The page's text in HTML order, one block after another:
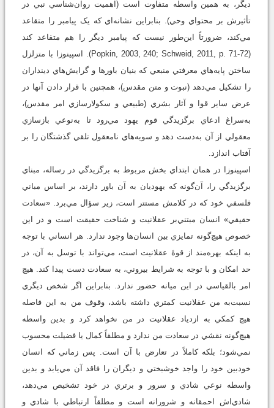
ديگر، به همين واسطه متفاوت است (اهميت روان‌شناسي نبي در
تأثيرش بر محتواي وحي). بنابراين نشانه‌اي که يک پيامبر را متقاعد
مي‌کند، ضرورتاً اين‌طور نيست که پيامبر ديگر را هم متقاعد کند
(Popkin, 2003, 240; Schweid, 2011, p. 71-72). اسپينوزا با متزلزل
ساختن پايه‌هاي معرفتي منبعي که بنيان باورها و گرايش‌هاي دينداران
را تشکيل مي‌دهد (نبوت و متن مقدس)، همچنين با قرار دادن آنها در
عرض ساير قوا و آثار بشري (طبيعي‌ و سکولارسازي امر مقدس)،
به‌سراغ ادعاي برگزيدگي قوم يهود مي‌رود تا به‌نوعي بازسازي
معقولي از آن به‌دست دهد و سويه‌هاي نامعقول تلقي گذشتگان را بر
آفتاب اندازد.
اسپينوزا در همان ابتداي بخش مربوط به برگزيدگي در رساله، مبناي
برگزيدگي را، آن‌گونه ‌که يهوديان به آن باور دارند، بر اساس مباني
فلسفي خود که در کلامش مستتر است، زير سؤال مي‌برد. «سعادت
حقيقي» انسان مبتني‌بر عقلانيت و شناخت حقيقت است و در اين
خصوص هيچ‌گونه تمايزي بين انسان‌ها وجود ندارد. هر انساني با توجه
به اينکه بهره‌مند از قوۀ عقلانيت است، مي‌تواند با توسل به آن، در
حد امکان و با توجه به شرايط بيروني، به سعادت دست پيدا کند. هيچ
امر بالقياسي در اين ميانه حضور ندارد. بنابراين اگر شخص ديگري
نسبت‌به من عقلانيت کمتري داشته باشد، وقوف من به اين فاصله
هيچ کمکي به ازدياد عقلانيت در من نخواهد کرد و بدين واسطه
هيچ‌گونه نقشي در سعادت من ندارد و مطلقاً کمال يا فضيلت محسوب
نمي‌شود؛ بلکه کاملاً در تعارض با آن است. پس زماني که انسان
خودبين خود را واجد خوشبختي و ديگران را فاقد آن مي‌يابد و بدين
واسطه نوعي شادي و سرور و برتري در خود تشخيص مي‌دهد،
شادي‌اش احمقانه و شرورانه است و مطلقاً ارتباطي با شادي و